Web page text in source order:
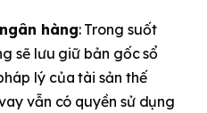
hàng: Trong suốt
sẽ lưu giữ bản gốc sổ
lý của tài sản thế
vẫn có quyền sử dụng